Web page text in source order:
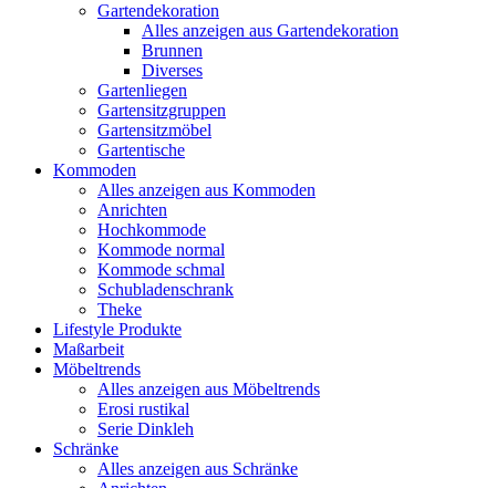
Gartendekoration
Alles anzeigen aus Gartendekoration
Brunnen
Diverses
Gartenliegen
Gartensitzgruppen
Gartensitzmöbel
Gartentische
Kommoden
Alles anzeigen aus Kommoden
Anrichten
Hochkommode
Kommode normal
Kommode schmal
Schubladenschrank
Theke
Lifestyle Produkte
Maßarbeit
Möbeltrends
Alles anzeigen aus Möbeltrends
Erosi rustikal
Serie Dinkleh
Schränke
Alles anzeigen aus Schränke